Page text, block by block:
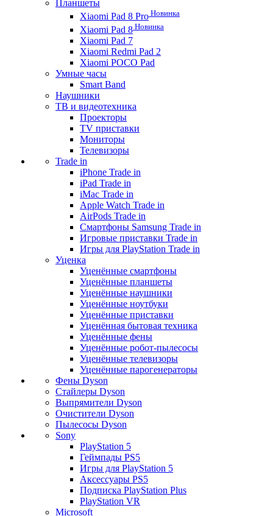
Планшеты
Xiaomi Pad 8 Pro Новинка
Xiaomi Pad 8 Новинка
Xiaomi Pad 7
Xiaomi Redmi Pad 2
Xiaomi POCO Pad
Умные часы
Smart Band
Наушники
ТВ и видеотехника
Проекторы
TV приставки
Мониторы
Телевизоры
Trade in
iPhone Trade in
iPad Trade in
iMac Trade in
Apple Watch Trade in
AirPods Trade in
Смартфоны Samsung Trade in
Игровые приставки Trade in
Игры для PlayStation Trade in
Уценка
Уценённые смартфоны
Уценённые планшеты
Уценённые наушники
Уценённые ноутбуки
Уценённые приставки
Уценённая бытовая техника
Уценённые фены
Уценённые робот-пылесосы
Уценённые телевизоры
Уценённые парогенераторы
Фены Dyson
Стайлеры Dyson
Выпрямители Dyson
Очистители Dyson
Пылесосы Dyson
Sony
PlayStation 5
Геймпады PS5
Игры для PlayStation 5
Аксессуары PS5
Подписка PlayStation Plus
PlayStation VR
Microsoft